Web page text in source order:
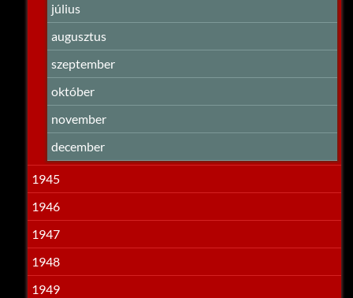
július
augusztus
szeptember
október
november
december
1945
1946
1947
1948
1949